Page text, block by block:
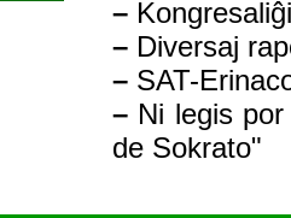
–
– Diversaj
– SAT-
– Ni legis
de Sokrato"